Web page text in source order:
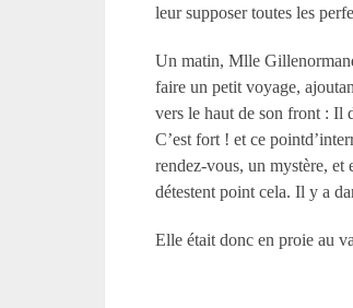
leur supposer toutes les
Un matin, Mlle
faire un petit voyage,
vers le haut de son front : Il
C’est fort ! et ce
rendez-vous, un mystère, et
détestent point cela. Il y a
Elle était donc en proie au